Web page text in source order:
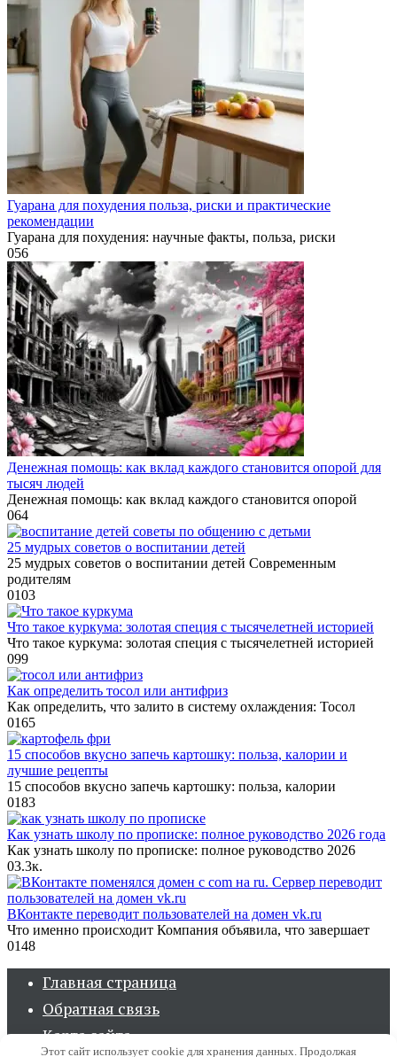
Гуарана для похудения польза, риски и практические
рекомендации
Гуарана для похудения: научные факты, польза, риски
056
Денежная помощь: как вклад каждого становится опорой для
тысяч людей
Денежная помощь: как вклад каждого становится опорой
064
25 мудрых советов о воспитании детей
25 мудрых советов о воспитании детей Современным
родителям
0103
Что такое куркума: золотая специя с тысячелетней историей
Что такое куркума: золотая специя с тысячелетней историей
099
Как определить тосол или антифриз
Как определить, что залито в систему охлаждения: Тосол
0165
15 способов вкусно запечь картошку: польза, калории и
лучшие рецепты
15 способов вкусно запечь картошку: польза, калории
0183
Как узнать школу по прописке: полное руководство 2026 года
Как узнать школу по прописке: полное руководство 2026
03.3к.
ВКонтакте переводит пользователей на домен vk.ru
Что именно происходит Компания объявила, что завершает
0148
Главная страница
Обратная связь
Карта сайта
Этот сайт использует cookie для хранения данных. Продолжая